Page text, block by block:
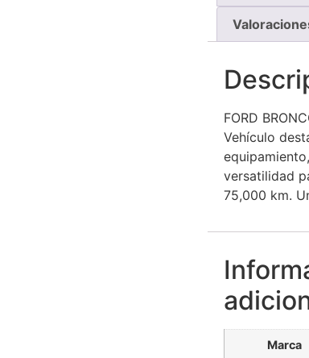
FORD
Vehículo
versatilidad
75,000 km.
Marca